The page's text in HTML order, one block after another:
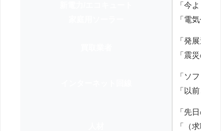
「今より
「電気代を
「発展途
「震災の
「ソフト
「以前、
「先日の
「（求職